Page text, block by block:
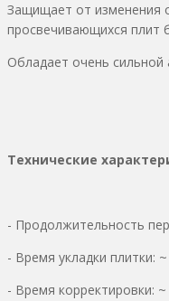
Защищает от изменения
просвечивающихся плит
Обладает очень сильной
Технические
- Продолжительность
- Время укладки плитки:
- Время корректировки: